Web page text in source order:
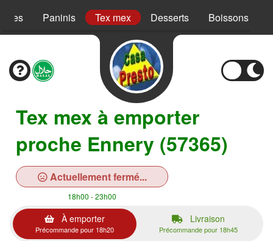
Paninis Tex mex Desserts Boissons
Tex mex à emporter
proche Ennery (57365)
Actuellement fermé...
18h00 - 23h00
À emporter
Précommande pour 18h20
Livraison
Précommande pour 18h45